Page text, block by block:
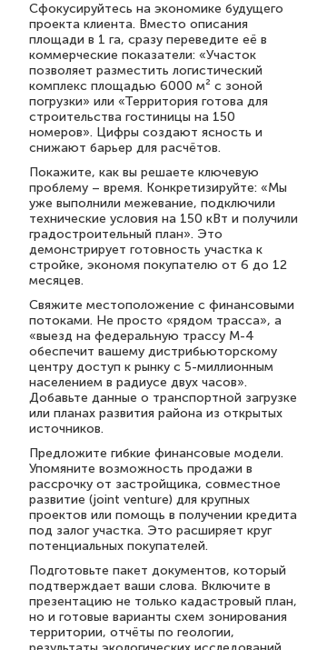
Сфокусируйтесь на экономике будущего
проекта клиента. Вместо описания
площади в 1 га, сразу переведите её в
коммерческие показатели: «Участок
позволяет разместить логистический
комплекс площадью 6000 м² с зоной
погрузки» или «Территория готова для
строительства гостиницы на 150
номеров». Цифры создают ясность и
снижают барьер для расчётов.
Покажите, как вы решаете ключевую
проблему – время. Конкретизируйте: «Мы
уже выполнили межевание, подключили
технические условия на 150 кВт и получили
градостроительный план». Это
демонстрирует готовность участка к
стройке, экономя покупателю от 6 до 12
месяцев.
Свяжите местоположение с финансовыми
потоками. Не просто «рядом трасса», а
«выезд на федеральную трассу М-4
обеспечит вашему дистрибьюторскому
центру доступ к рынку с 5-миллионным
населением в радиусе двух часов».
Добавьте данные о транспортной загрузке
или планах развития района из открытых
источников.
Предложите гибкие финансовые модели.
Упомяните возможность продажи в
рассрочку от застройщика, совместное
развитие (joint venture) для крупных
проектов или помощь в получении кредита
под залог участка. Это расширяет круг
потенциальных покупателей.
Подготовьте пакет документов, который
подтверждает ваши слова. Включите в
презентацию не только кадастровый план,
но и готовые варианты схем зонирования
территории, отчёты по геологии,